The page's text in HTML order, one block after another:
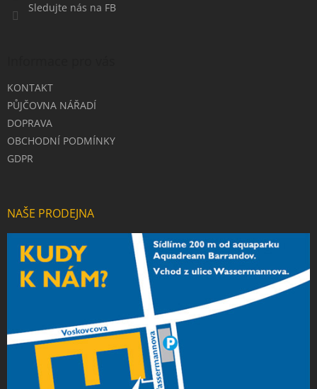
Sledujte nás na FB
KONTAKT
PŮJČOVNA NÁŘADÍ
DOPRAVA
OBCHODNÍ PODMÍNKY
GDPR
NAŠE PRODEJNA